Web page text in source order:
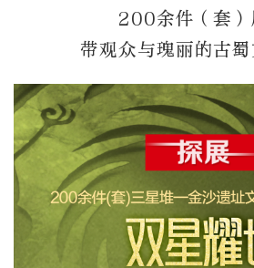
200余件（套）
带观众与瑰丽的古